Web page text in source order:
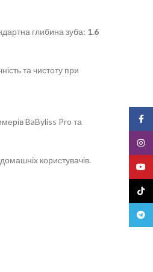
глибина зуба: 1.6
та чистоту при
BaByliss Pro та
користувачів.